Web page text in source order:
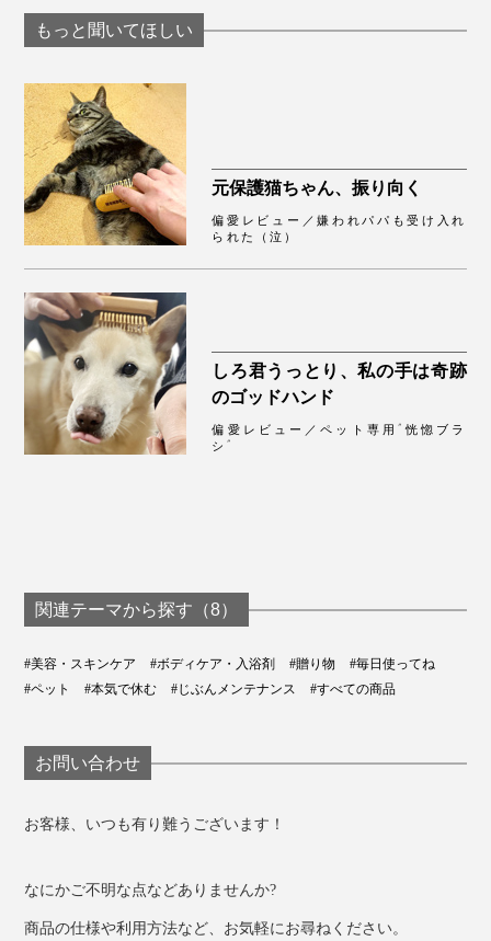
もっと聞いてほしい
元保護猫ちゃん、振り向く
偏愛レビュー／嫌われパパも受け入れ
られた（泣）
しろ君うっとり、私の手は奇跡
のゴッドハンド
偏愛レビュー／ペット専用“恍惚ブラ
シ”
関連テーマから探す（8）
#美容・スキンケア #ボディケア・入浴剤 #贈り物
#毎日使ってね
#ペット
#本気で休む #じぶんメンテナンス #すべての商品
お問い合わせ
お客様、いつも有り難うございます！
なにかご不明な点などありませんか?
商品の仕様や利用方法など、お気軽にお尋ねください。